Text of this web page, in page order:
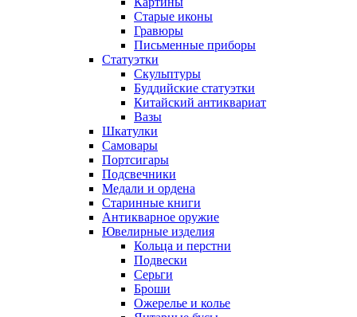
Старые иконы
Гравюры
Письменные приборы
Статуэтки
Скульптуры
Буддийские статуэтки
Китайский антиквариат
Вазы
Шкатулки
Самовары
Портсигары
Подсвечники
Медали и ордена
Старинные книги
Антикварное оружие
Ювелирные изделия
Кольца и перстни
Подвески
Серьги
Броши
Ожерелье и колье